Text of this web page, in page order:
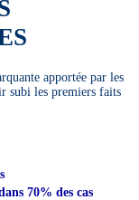
apportée par les
subi les premiers faits
70% des cas